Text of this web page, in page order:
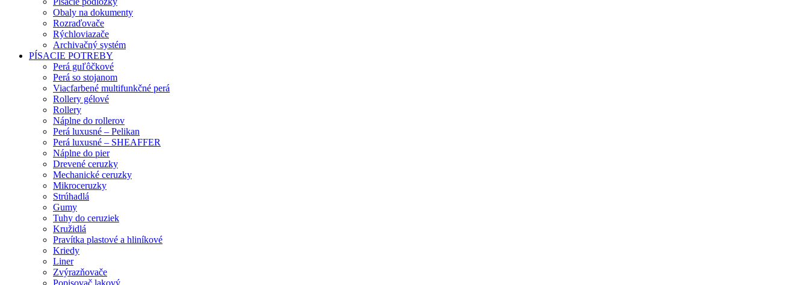
Obaly na dokumenty
Rozraďovače
Rýchloviazače
Archivačný systém
PÍSACIE POTREBY
Perá guľôčkové
Perá so stojanom
Viacfarbené multifunkčné perá
Rollery gélové
Rollery
Náplne do rollerov
Perá luxusné – Pelikan
Perá luxusné – SHEAFFER
Náplne do pier
Drevené ceruzky
Mechanické ceruzky
Mikroceruzky
Strúhadlá
Gumy
Tuhy do ceruziek
Kružidlá
Pravítka plastové a hliníkové
Kriedy
Liner
Zvýrazňovače
Popisovač lakový